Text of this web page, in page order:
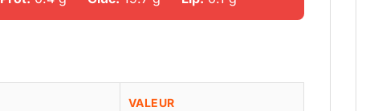
VALEUR